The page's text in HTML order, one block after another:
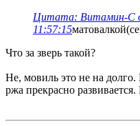
Цитата: Витамин-С
11:57:15
Что за зверь такой?
Не, мовиль это не на
ржа прекрасно